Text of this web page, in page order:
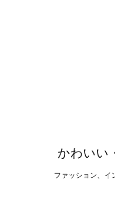
かわいい
ファッション、イ